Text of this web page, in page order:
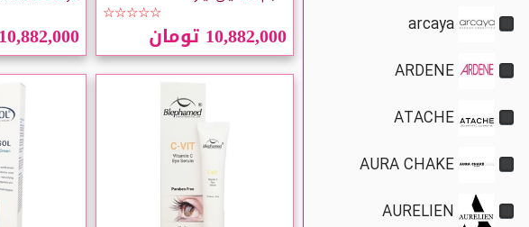
arcaya
ARDENE
ATACHE
AURA CHAKE
AURELIEN
☆☆☆☆☆
10,882,000 تومان 10,882,000 تومان